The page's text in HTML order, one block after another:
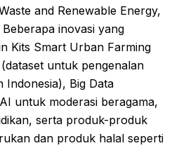
and Renewable Energy,
inovasi yang
Kits Smart Urban Farming
untuk pengenalan
Indonesia), Big Data
untuk moderasi beragama,
serta produk-produk
dan produk halal seperti